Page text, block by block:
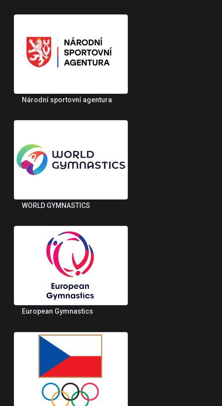
Národní sportovní agentura
WORLD GYMNASTICS
European Gymnastics